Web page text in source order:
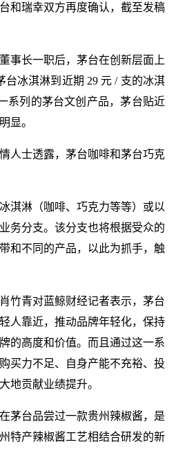
和瑞幸双方再度确认，截至发稿
事长一职后，茅台在创新层面上
台冰淇淋到近期 29 元 / 支的冰淇
系列的茅台文创产品，茅台贴近
显。
人士透露，茅台咖啡和茅台巧克
淇淋（咖啡、巧克力等等）或以
务分支。该分支也将根据受众的
和不同的产品，以此为抓手，触
竹青对蓝鲸财经记者表示，茅台
人靠近，推动品牌年轻化，保持
的高度和价值。而且通过这一系
买力不足、自身产能不充裕、投
地贡献业绩提升。
茅台品尝过一款贵州辣椒酱，是
特产辣椒酱工艺相结合研发的新